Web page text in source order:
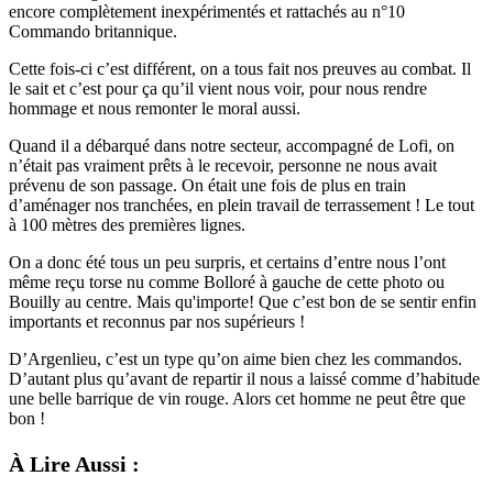
encore complètement inexpérimentés et rattachés au n°10
Commando britannique.
Cette fois-ci c’est différent, on a tous fait nos preuves au combat. Il
le sait et c’est pour ça qu’il vient nous voir, pour nous rendre
hommage et nous remonter le moral aussi.
Quand il a débarqué dans notre secteur, accompagné de Lofi, on
n’était pas vraiment prêts à le recevoir, personne ne nous avait
prévenu de son passage. On était une fois de plus en train
d’aménager nos tranchées, en plein travail de terrassement ! Le tout
à 100 mètres des premières lignes.
On a donc été tous un peu surpris, et certains d’entre nous l’ont
même reçu torse nu comme Bolloré à gauche de cette photo ou
Bouilly au centre. Mais qu'importe! Que c’est bon de se sentir enfin
importants et reconnus par nos supérieurs !
D’Argenlieu, c’est un type qu’on aime bien chez les commandos.
D’autant plus qu’avant de repartir il nous a laissé comme d’habitude
une belle barrique de vin rouge. Alors cet homme ne peut être que
bon !
À Lire Aussi :